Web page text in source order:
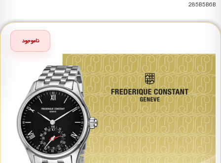
285B5B6B
ناموجود